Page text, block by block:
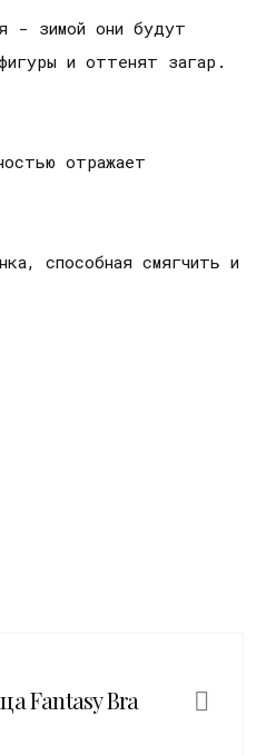
- зимой они будут
и оттенят загар.
отражает
способная смягчить и
Fantasy Bra